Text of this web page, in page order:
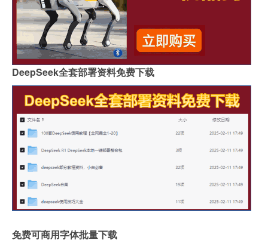
DeepSeek全套部署资料免费下载
免费可商用字体批量下载